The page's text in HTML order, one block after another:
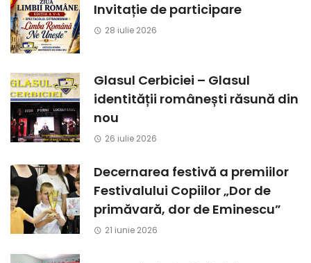
Invitație de participare
28 iulie 2026
Glasul Cerbiciei – Glasul
identității românești răsună din
nou
26 iulie 2026
Decernarea festivă a premiilor
Festivalului Copiilor „Dor de
primăvară, dor de Eminescu”
21 iunie 2026